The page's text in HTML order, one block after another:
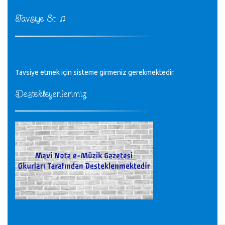
CÜNEYT BALKIZ - 15.11.2022
Tavsiye Et ♫
Tavsiye etmek için sisteme girmeniz gerekmektedir.
Destekleyenlerimiz